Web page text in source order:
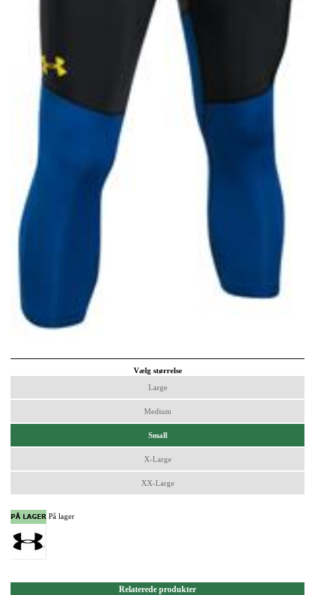
Vælg størrelse
Large
Medium
Small
X-Large
XX-Large
På lager
Relaterede produkter